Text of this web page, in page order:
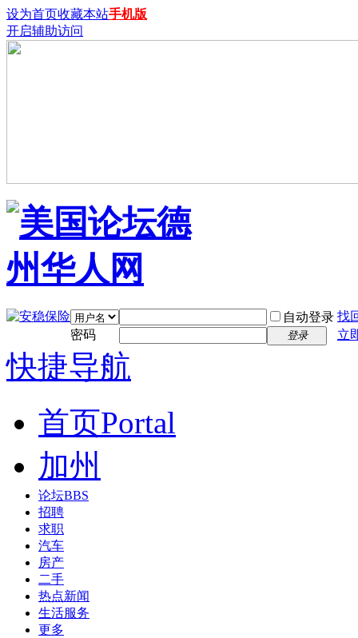
设为首页收藏本站手机版
开启辅助访问
自动登录 找
密码
登录 立
快捷导航
首页Portal
加州
论坛BBS
招聘
求职
汽车
房产
二手
热点新闻
生活服务
更多